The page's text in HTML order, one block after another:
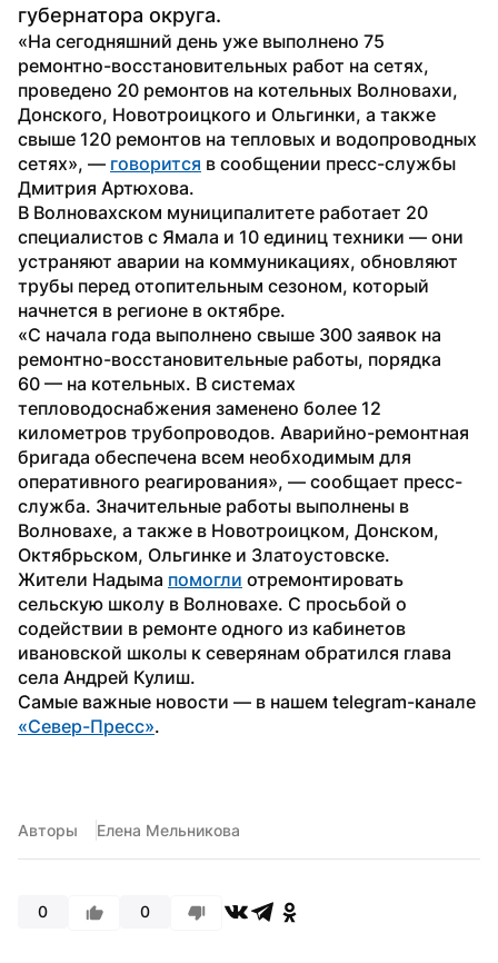
губернатора округа.
«На сегодняшний день уже выполнено 75
ремонтно-восстановительных работ на сетях,
проведено 20 ремонтов на котельных Волновахи,
Донского, Новотроицкого и Ольгинки, а также
свыше 120 ремонтов на тепловых и водопроводных
сетях», — говорится в сообщении пресс-службы
Дмитрия Артюхова.
В Волновахском муниципалитете работает 20
специалистов с Ямала и 10 единиц техники — они
устраняют аварии на коммуникациях, обновляют
трубы перед отопительным сезоном, который
начнется в регионе в октябре.
«С начала года выполнено свыше 300 заявок на
ремонтно-восстановительные работы, порядка
60 — на котельных. В системах
тепловодоснабжения заменено более 12
километров трубопроводов. Аварийно-ремонтная
бригада обеспечена всем необходимым для
оперативного реагирования», — сообщает пресс-
служба. Значительные работы выполнены в
Волновахе, а также в Новотроицком, Донском,
Октябрьском, Ольгинке и Златоустовске.
Жители Надыма помогли отремонтировать
сельскую школу в Волновахе. С просьбой о
содействии в ремонте одного из кабинетов
ивановской школы к северянам обратился глава
села Андрей Кулиш.
«Север-Пресс».
Авторы Елена Мельникова
0 0